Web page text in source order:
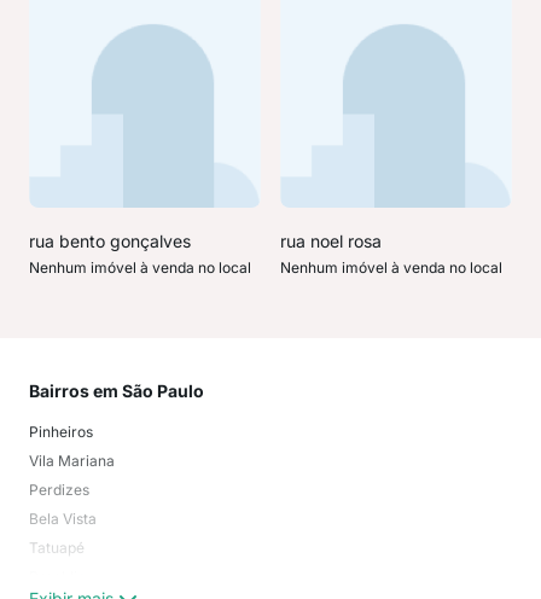
rua bento gonçalves
Nenhum imóvel à venda no local
rua noel rosa
Nenhum imóvel à venda no local
Bairros em São Paulo
Pinheiros
Vila Mariana
Perdizes
Bela Vista
Tatuapé